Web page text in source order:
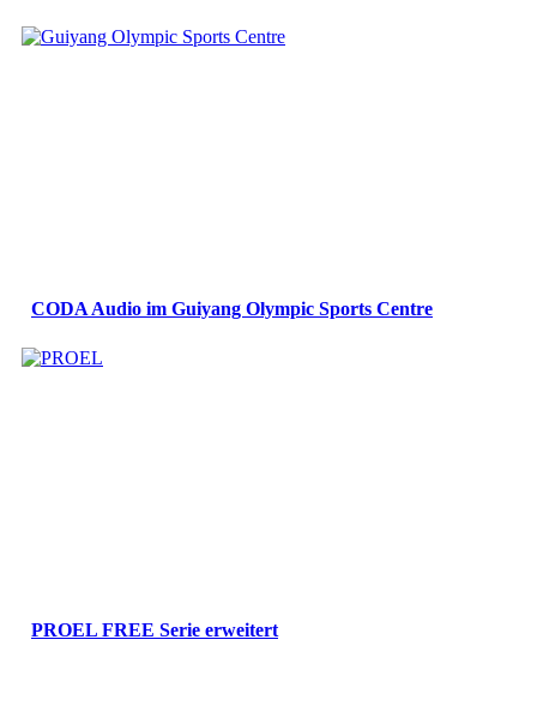
CODA Audio im Guiyang Olympic Sports Centre
PROEL FREE Serie erweitert